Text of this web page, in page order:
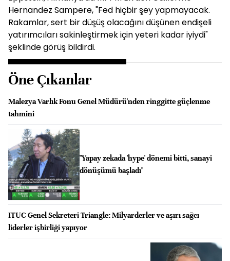
Hernandez Sampere, "Fed hiçbir şey yapmayacak.
Rakamlar, sert bir düşüş olacağını düşünen endişeli
yatırımcıları sakinleştirmek için yeteri kadar iyiydi"
şeklinde görüş bildirdi.
Öne Çıkanlar
Malezya Varlık Fonu Genel Müdürü'nden ringgitte güçlenme
tahmini
"Yapay zekada 'hype' dönemi bitti, sanayi
dönüşümü başladı"
ITUC Genel Sekreteri Triangle: Milyarderler ve aşırı sağcı
liderler işbirliği yapıyor